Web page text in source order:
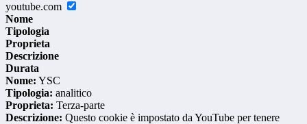
youtube.com
Nome
Tipologia
Proprieta
Descrizione
Durata
Nome: YSC
Tipologia: analitico
Proprieta: Terza-parte
Descrizione: Questo cookie è impostato da YouTube per tenere